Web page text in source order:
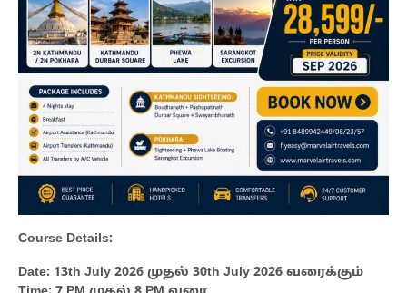
Course Details:
Date: 13th July 2026 முதல் 30th July 2026 வரைக்கும்